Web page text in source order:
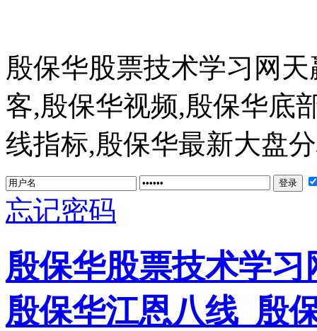
殷保华股票技术学习网
客,殷保华视频,殷保华底
线指标,殷保华最新大盘
忘记密码
殷保华股票技术学
殷保华江恩八线_殷